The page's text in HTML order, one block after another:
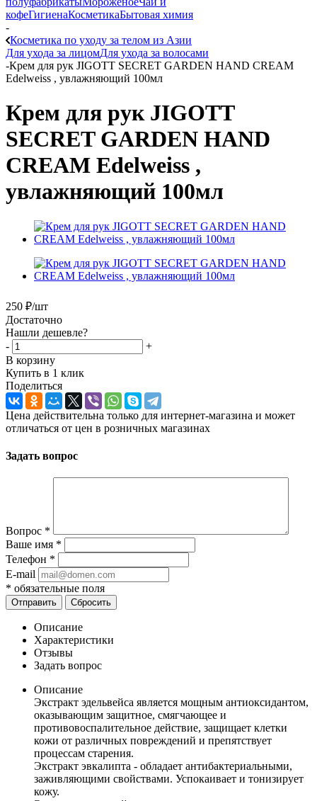
кофеГигиенаКосметикаБытовая химия
-
Косметика по уходу за телом из Азии
Для ухода за лицомДля ухода за волосами
-Крем для рук JIGOTT SECRET GARDEN HAND CREAM
Edelweiss , увлажняющий 100мл
Крем для рук JIGOTT
SECRET GARDEN HAND
CREAM Edelweiss ,
увлажняющий 100мл
250 ₽/шт
Достаточно
Нашли дешевле?
-
+
В корзину
Купить в 1 клик
Поделиться
Цена действительна только для интернет-магазина и может
отличаться от цен в розничных магазинах
Задать вопрос
Вопрос *
Ваше имя *
Телефон *
E-mail
* обязательные поля
Отправить Сбросить
Описание
Характеристики
Отзывы
Задать вопрос
Описание
Экстракт эдельвейса является мощным антиоксидантом,
оказывающим защитное, смягчающее и
противовоспалительное действие, защищает клетки
кожи от различных повреждений и препятствует
процессам старения.
Экстракт эвкалипта - обладает антибактериальными,
заживляющими свойствами. Успокаивает и тонизирует
кожу.